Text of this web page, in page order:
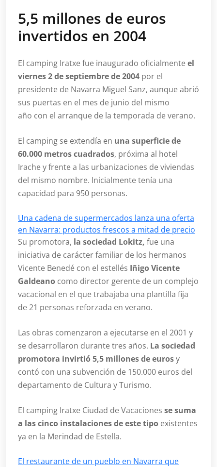
5,5 millones de euros
invertidos en 2004
El camping Iratxe fue inaugurado oficialmente el
viernes 2 de septiembre de 2004 por el
presidente de Navarra Miguel Sanz, aunque abrió
sus puertas en el mes de junio del mismo
año con el arranque de la temporada de verano.
El camping se extendía en una superficie de
60.000 metros cuadrados, próxima al hotel
Irache y frente a las urbanizaciones de viviendas
del mismo nombre. Inicialmente tenía una
capacidad para 950 personas.
Una cadena de supermercados lanza una oferta
en Navarra: productos frescos a mitad de precio
Su promotora, la sociedad Lokitz, fue una
iniciativa de carácter familiar de los hermanos
Vicente Benedé con el estellés Iñigo Vicente
Galdeano como director gerente de un complejo
vacacional en el que trabajaba una plantilla fija
de 21 personas reforzada en verano.
Las obras comenzaron a ejecutarse en el 2001 y
se desarrollaron durante tres años. La sociedad
promotora invirtió 5,5 millones de eurosy
contó con una subvención de 150.000 euros del
departamento de Cultura y Turismo.
El camping Iratxe Ciudad de Vacaciones se suma
a las cinco instalaciones de este tipo existentes
ya en la Merindad de Estella.
El restaurante de un pueblo en Navarra que